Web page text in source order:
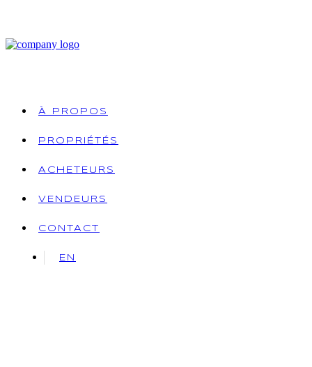
À PROPOS
PROPRIÉTÉS
ACHETEURS
VENDEURS
CONTACT
EN